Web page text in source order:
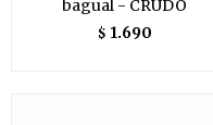
bagual - CRUDO
$ 1.690